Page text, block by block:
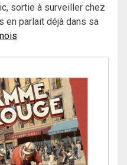
sortie à surveiller chez
en parlait déjà dans sa